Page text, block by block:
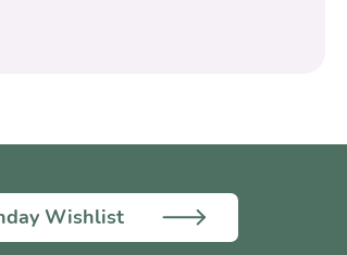
Wishlist